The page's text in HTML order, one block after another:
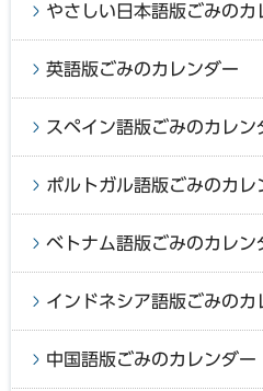
やさしい日本語版ごみのカ
英語版ごみのカレンダー
スペイン語版ごみのカレン
ポルトガル語版ごみのカレ
ベトナム語版ごみのカレン
インドネシア語版ごみのカ
中国語版ごみのカレンダー